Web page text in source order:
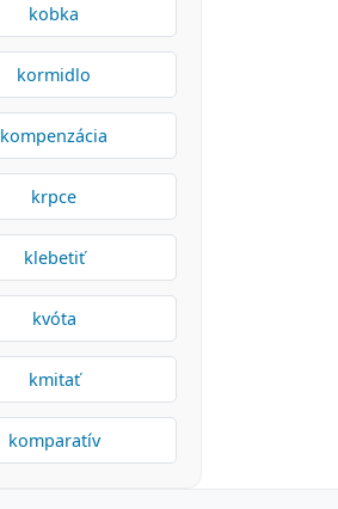
kobka
kormidlo
kompenzácia
krpce
klebetiť
kvóta
kmitať
komparatív